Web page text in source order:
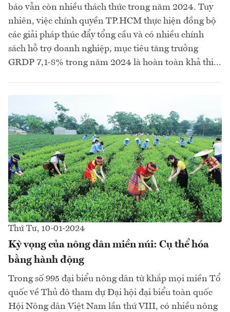
báo vẫn còn nhiều thách thức trong năm 2024. Tuy
nhiên, việc chính quyền TP.HCM thực hiện đồng bộ
các giải pháp thúc đẩy tổng cầu và có nhiều chính
sách hỗ trợ doanh nghiệp, mục tiêu tăng trưởng
GRDP 7,1-8% trong năm 2024 là hoàn toàn khả thi...
Thứ Tư, 10-01-2024
Kỳ vọng của nông dân miền núi: Cụ thể hóa
bằng hành động
Trong số 995 đại biểu nông dân từ khắp mọi miền Tổ
quốc về Thủ đô tham dự Đại hội đại biểu toàn quốc
Hội Nông dân Việt Nam lần thứ VIII, có nhiều nông